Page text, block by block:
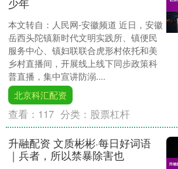
少年
本文转自：人民网-安徽频道 近日，安徽
岳西头陀镇新时代文明实践所、镇便民
服务中心、镇妇联联合虎形村依托和美
乡村直播间，开展线上线下同步政策科
普直播，集中宣讲防溺....
北京科汇配资
查看： 117 分类： 股票杠杆
升融配资 文质彬彬·每日好词语
｜兵者，所以禁暴除害也